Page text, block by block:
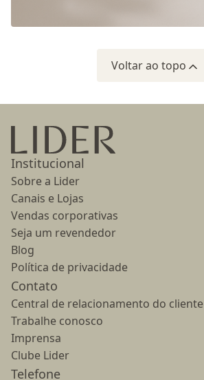
Voltar ao topo
Ir para a página inicial
Institucional
Sobre a Lider
Canais e Lojas
Vendas corporativas
Seja um revendedor
Blog
Política de privacidade
Contato
Central de relacionamento do cliente
Trabalhe conosco
Imprensa
Clube Lider
Telefone